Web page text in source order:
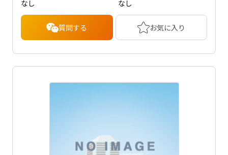
なし なし
質問する お気に入り